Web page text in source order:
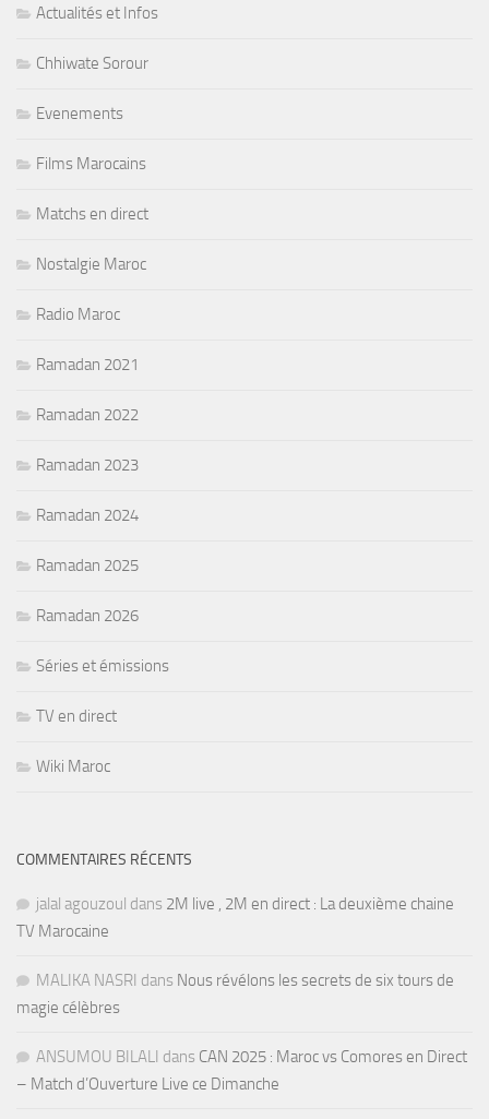
Actualités et Infos
Chhiwate Sorour
Evenements
Films Marocains
Matchs en direct
Nostalgie Maroc
Radio Maroc
Ramadan 2021
Ramadan 2022
Ramadan 2023
Ramadan 2024
Ramadan 2025
Ramadan 2026
Séries et émissions
TV en direct
Wiki Maroc
COMMENTAIRES RÉCENTS
jalal agouzoul dans 2M live , 2M en direct : La deuxième chaine
TV Marocaine
MALIKA NASRI dans Nous révélons les secrets de six tours de
magie célèbres
ANSUMOU BILALI dans CAN 2025 : Maroc vs Comores en Direct
– Match d’Ouverture Live ce Dimanche